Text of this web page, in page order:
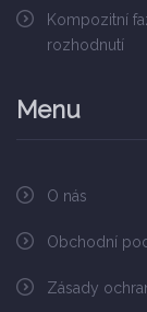
Kompozitní
rozhodnutí
Menu
O nás
Obchodní
Zásady